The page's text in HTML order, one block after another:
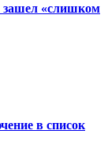
зашел «слишком
в список